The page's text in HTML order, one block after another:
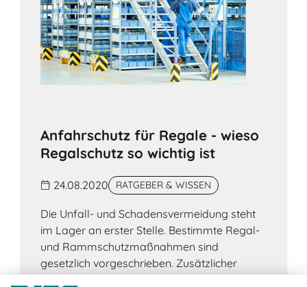
Anfahrschutz für Regale - wieso
Regalschutz so wichtig ist
24.08.2020 RATGEBER & WISSEN
Die Unfall- und Schadensvermeidung steht
im Lager an erster Stelle. Bestimmte Regal-
und Rammschutzmaßnahmen sind
gesetzlich vorgeschrieben. Zusätzlicher
Regalschutz ist ratsam.